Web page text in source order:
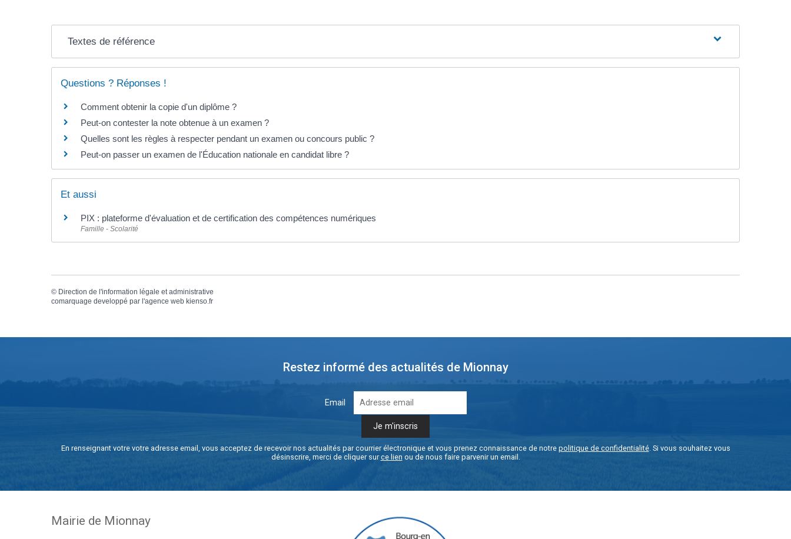
Textes de référence
Questions ? Réponses !
Comment obtenir la copie d'un diplôme ?
Peut-on contester la note obtenue à un examen ?
Quelles sont les règles à respecter pendant un examen ou concours public ?
Peut-on passer un examen de l'Éducation nationale en candidat libre ?
Et aussi
PIX : plateforme d'évaluation et de certification des compétences numériques
Famille - Scolarité
© Direction de l'information légale et administrative
comarquage developpé par l'agence web kienso.fr
Restez informé des actualités de Mionnay
Email
En renseignant votre votre adresse email, vous acceptez de recevoir nos actualités par courrier électronique et vous prenez connaissance de notre politique de confidentialité. Si vous souhaitez vous
désinscrire, merci de cliquer surce lien ou de nous faire parvenir un email.
Mairie de Mionnay